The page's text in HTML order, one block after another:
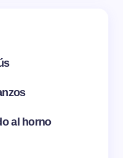
al horno